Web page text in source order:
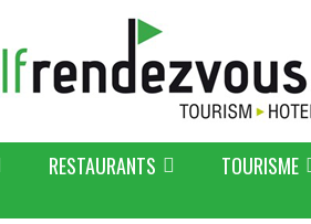
RESTAURANTS TOURISME